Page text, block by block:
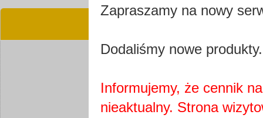
Zapraszamy na nowy
Dodaliśmy nowe
Informujemy, że cennik
nieaktualny. Strona